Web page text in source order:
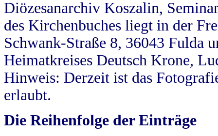
Diözesanarchiv Koszalin,
des Kirchenbuches liegt in der
Schwank-Straße 8, 36043 Fulda
Heimatkreises Deutsch Krone,
Hinweis: Derzeit ist das
erlaubt.
Die Reihenfolge der Einträge